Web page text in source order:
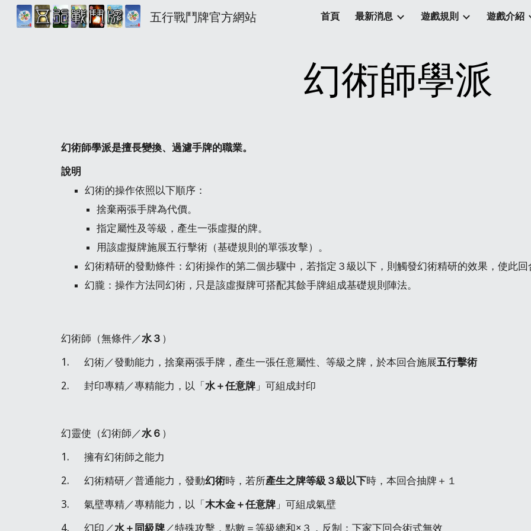
Skip to main content Skip to
五行戰鬥牌官方網站 首頁 最新消息 遊戲規則 遊戲介紹
幻術師學派
幻術師學派是擅長變換、過濾手牌的職業。
說明
幻術的操作依照以下順序：
捨棄兩張手牌為代價。
指定屬性及等級，產生一張虛擬的牌。
用該虛擬牌施展五行擊術（基礎規則的單張攻擊）。
幻術精研的發動條件：幻術操作的第二個步驟中，若指定３級以下，則觸發幻術精研的效果，使此回
幻朧：操作方法同幻術，只是該虛擬牌可搭配其餘手牌組成基礎規則陣法。
幻術師（無條件／水３ ）
1.     幻術／發動能力，捨棄兩張手牌，產生一張任意屬性、等級之牌，於本回合施展五行擊術
2.     封印專精／專精能力，以「 水＋任意牌」可組成封印
幻靈使（幻術師／水６ ）
1.     擁有幻術師之能力
2.     幻術精研／普通能力，發動幻術時，若所產生之牌等級３級以下時，本回合抽牌＋１
3.     氣壁專精／專精能力，以「 木木金＋任意牌」可組成氣壁
4.     幻印／水＋同級牌／特殊攻擊，點數＝等級總和×３，反制：下家下回合術式無效